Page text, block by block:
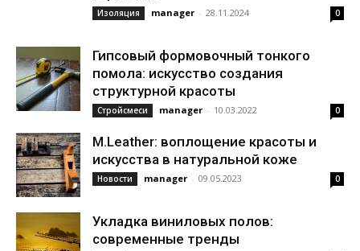
Изоляция manager - 28.11.2024 0
Гипсовый формовочный тонкого
помола: искусство создания
структурной красоты
Стройсмеси manager - 10.03.2022 0
M.Leather: воплощение красоты и
искусства в натуральной коже
Новости manager - 09.05.2023 0
Укладка виниловых полов:
современные тренды